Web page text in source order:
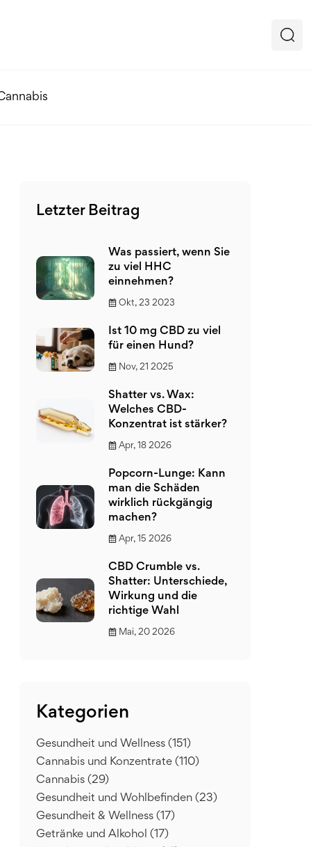
Letzter Beitrag
Was passiert, wenn Sie
zu viel HHC
einnehmen?
Okt, 23 2023
Ist 10 mg CBD zu viel
für einen Hund?
Nov, 21 2025
Shatter vs. Wax:
Welches CBD-
Konzentrat ist stärker?
Apr, 18 2026
Popcorn-Lunge: Kann
man die Schäden
wirklich rückgängig
machen?
Apr, 15 2026
CBD Crumble vs.
Shatter: Unterschiede,
Wirkung und die
richtige Wahl
Mai, 20 2026
Kategorien
Gesundheit und Wellness (151)
Cannabis und Konzentrate (110)
Cannabis (29)
Gesundheit und Wohlbefinden (23)
Gesundheit & Wellness (17)
Getränke und Alkohol (17)